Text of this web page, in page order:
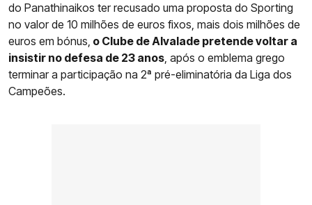
do Panathinaikos ter recusado uma proposta do Sporting
no valor de 10 milhões de euros fixos, mais dois milhões de
euros em bónus, o Clube de Alvalade pretende voltar a
insistir no defesa de 23 anos, após o emblema grego
terminar a participação na 2ª pré-eliminatória da Liga dos
Campeões.